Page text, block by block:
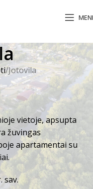
Jotovila
vietoje, apsupta
žuvingas
apartamentai su
sav.